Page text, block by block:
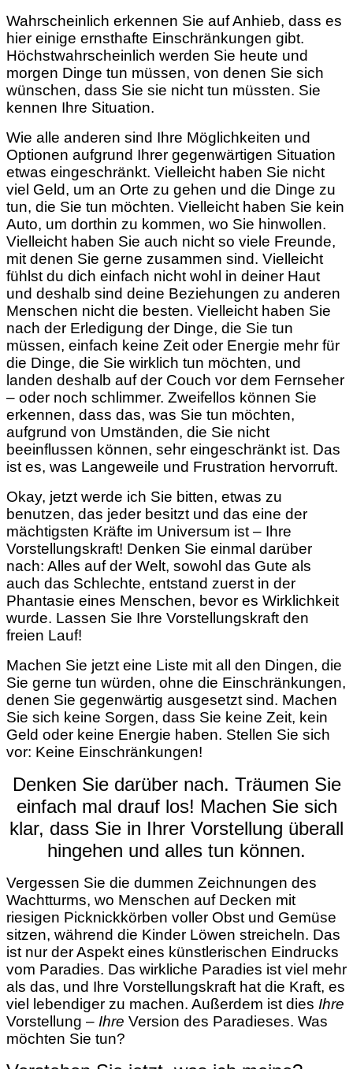
Wahrscheinlich erkennen Sie auf Anhieb, dass es
hier einige ernsthafte Einschränkungen gibt.
Höchstwahrscheinlich werden Sie heute und
morgen Dinge tun müssen, von denen Sie sich
wünschen, dass Sie sie nicht tun müssten. Sie
kennen Ihre Situation.
Wie alle anderen sind Ihre Möglichkeiten und
Optionen aufgrund Ihrer gegenwärtigen Situation
etwas eingeschränkt. Vielleicht haben Sie nicht
viel Geld, um an Orte zu gehen und die Dinge zu
tun, die Sie tun möchten. Vielleicht haben Sie kein
Auto, um dorthin zu kommen, wo Sie hinwollen.
Vielleicht haben Sie auch nicht so viele Freunde,
mit denen Sie gerne zusammen sind. Vielleicht
fühlst du dich einfach nicht wohl in deiner Haut
und deshalb sind deine Beziehungen zu anderen
Menschen nicht die besten. Vielleicht haben Sie
nach der Erledigung der Dinge, die Sie tun
müssen, einfach keine Zeit oder Energie mehr für
die Dinge, die Sie wirklich tun möchten, und
landen deshalb auf der Couch vor dem Fernseher
– oder noch schlimmer. Zweifellos können Sie
erkennen, dass das, was Sie tun möchten,
aufgrund von Umständen, die Sie nicht
beeinflussen können, sehr eingeschränkt ist. Das
ist es, was Langeweile und Frustration hervorruft.
Okay, jetzt werde ich Sie bitten, etwas zu
benutzen, das jeder besitzt und das eine der
mächtigsten Kräfte im Universum ist – Ihre
Vorstellungskraft! Denken Sie einmal darüber
nach: Alles auf der Welt, sowohl das Gute als
auch das Schlechte, entstand zuerst in der
Phantasie eines Menschen, bevor es Wirklichkeit
wurde. Lassen Sie Ihre Vorstellungskraft den
freien Lauf!
Machen Sie jetzt eine Liste mit all den Dingen, die
Sie gerne tun würden, ohne die Einschränkungen,
denen Sie gegenwärtig ausgesetzt sind. Machen
Sie sich keine Sorgen, dass Sie keine Zeit, kein
Geld oder keine Energie haben. Stellen Sie sich
vor: Keine Einschränkungen!
Denken Sie darüber nach. Träumen Sie
einfach mal drauf los! Machen Sie sich
klar, dass Sie in Ihrer Vorstellung überall
hingehen und alles tun können.
Vergessen Sie die dummen Zeichnungen des
Wachtturms, wo Menschen auf Decken mit
riesigen Picknickkörben voller Obst und Gemüse
sitzen, während die Kinder Löwen streicheln. Das
ist nur der Aspekt eines künstlerischen Eindrucks
vom Paradies. Das wirkliche Paradies ist viel mehr
als das, und Ihre Vorstellungskraft hat die Kraft, es
viel lebendiger zu machen. Außerdem ist dies Ihre
Vorstellung – Ihre Version des Paradieses. Was
möchten Sie tun?